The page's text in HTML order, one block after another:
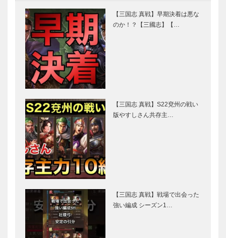
【三国志 真戦】早期決着は悪な
のか！？【三國志】【…
【三国志 真戦】S22兗州の戦い
版やすしさん共存主…
【三国志 真戦】戦場で出会った
強い編成 シーズン1…